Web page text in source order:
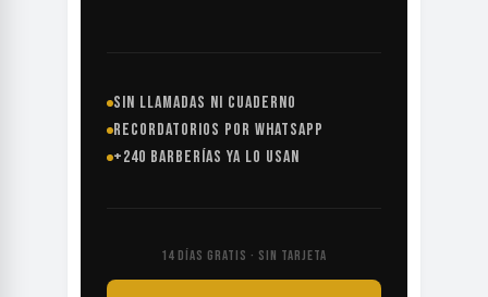
SIN LLAMADAS NI CUADERNO
RECORDATORIOS POR WHATSAPP
+240 BARBERÍAS YA LO USAN
14 DÍAS GRATIS · SIN TARJETA